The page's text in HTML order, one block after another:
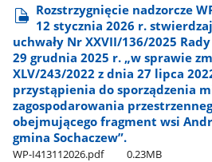
Rozstrzygnięcie nadzorcze
12 stycznia 2026 r.
uchwały Nr XXVII/136/2025
29 grudnia 2025 r. „w sprawie
XLV/243/2022 z dnia 27 lipca
przystąpienia do sporządzenia
zagospodarowania
obejmującego fragment wsi
gmina Sochaczew”.
WP-I413112026.pdf 0.23MB